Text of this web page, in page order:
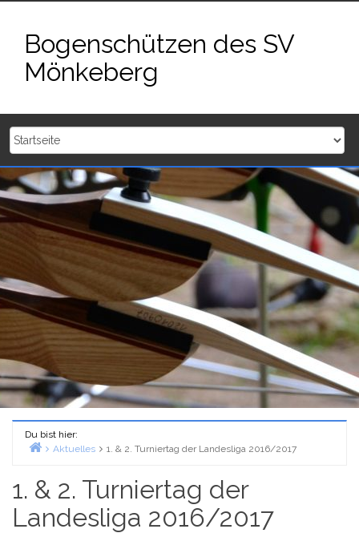
springenBogenschützen des SV
Mönkeberg
Du bist hier:
Aktuelles 1. & 2. Turniertag der Landesliga 2016/2017
1. & 2. Turniertag der
Landesliga 2016/2017